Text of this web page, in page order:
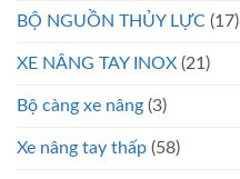
BỘ NGUỒN THỦY LỰC (17)
XE NÂNG TAY INOX (21)
Bộ càng xe nâng (3)
Xe nâng tay thấp (58)